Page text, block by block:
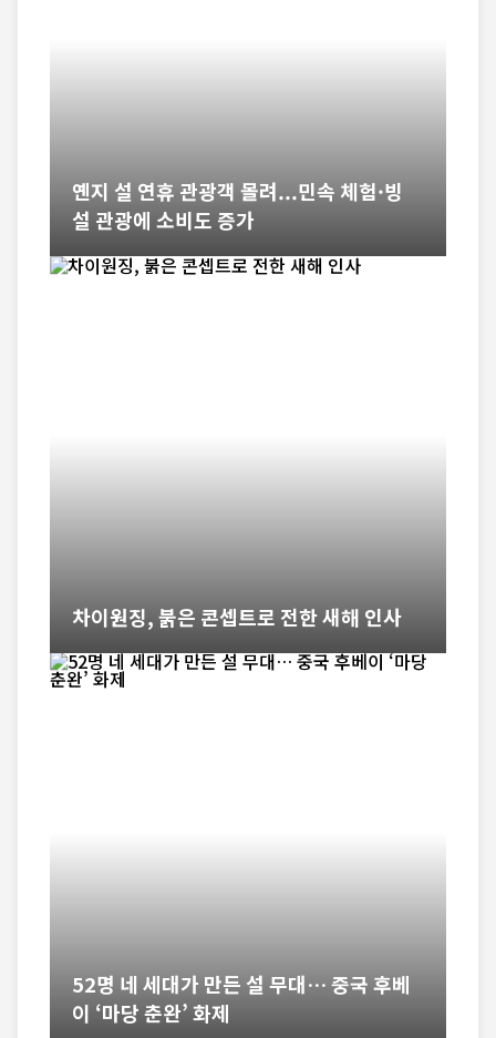
옌지 설 연휴 관광객 몰려...민속 체험·빙
설 관광에 소비도 증가
차이원징, 붉은 콘셉트로 전한 새해 인사
52명 네 세대가 만든 설 무대… 중국 후베
이 ‘마당 춘완’ 화제